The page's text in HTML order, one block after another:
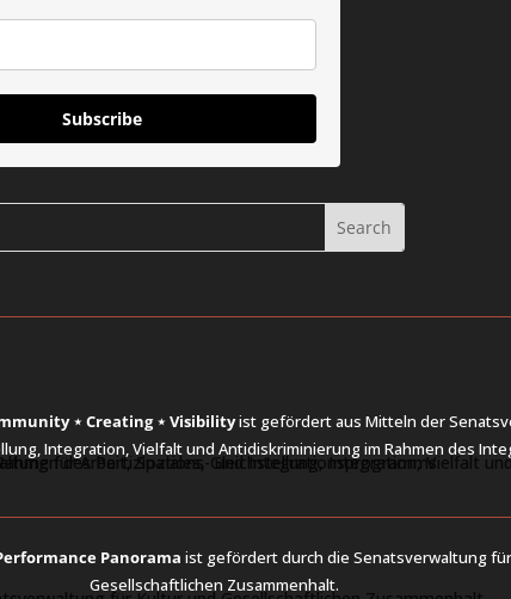
Subscribe
⋆ Creating ⋆ Visibilityist gefördert aus Mitteln der
Integration, Vielfalt und Antidiskriminierung im Rahmen des
Panorama ist gefördert durch die Senatsverwaltung
Gesellschaftlichen Zusammenhalt.